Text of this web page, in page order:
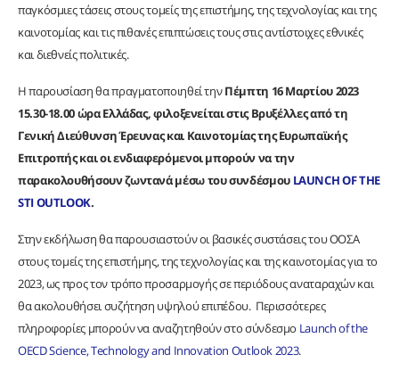
παγκόσμιες τάσεις στους τομείς της επιστήμης, της τεχνολογίας και της
καινοτομίας και τις πιθανές επιπτώσεις τους στις αντίστοιχες εθνικές
και διεθνείς πολιτικές.
Η παρουσίαση θα πραγματοποιηθεί τηνΠέμπτη 16 Μαρτίου 2023
15.30-18.00 ώρα Ελλάδας, φιλοξενείται στις Βρυξέλλες από τη
Γενική Διεύθυνση Έρευνας και Καινοτομίας της Ευρωπαϊκής
Επιτροπής και οι ενδιαφερόμενοι μπορούν να την
παρακολουθήσουν ζωντανά μέσω του συνδέσμου LAUNCH OF THE
STI OUTLOOK.
Στην εκδήλωση θα παρουσιαστούν οι βασικές συστάσεις του ΟΟΣΑ
στους τομείς της επιστήμης, της τεχνολογίας και της καινοτομίας για το
2023, ως προς τον τρόπο προσαρμογής σε περιόδους αναταραχών και
θα ακολουθήσει συζήτηση υψηλού επιπέδου. Περισσότερες
πληροφορίες μπορούν να αναζητηθούν στο σύνδεσμο Launch of the
OECD Science, Technology and Innovation Outlook 2023.